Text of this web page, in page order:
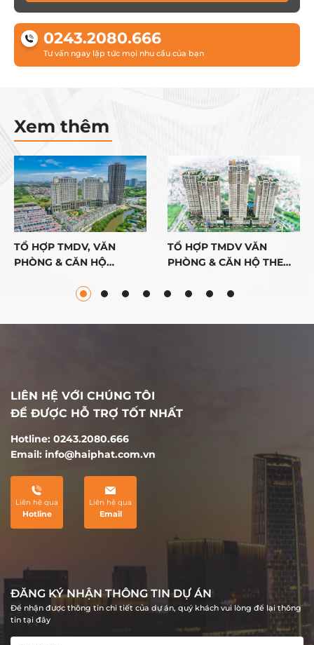
0243.2080.666
Tư vấn ngay lập tức mọi nhu cầu của bạn
Xem thêm
TỔ HỢP TMDV, VĂN
PHÒNG & CĂN HỘ
TỔ HỢP TMDV VĂN
PHÒNG & CĂN HỘ THE
LIÊN HỆ VỚI CHÚNG TÔI
ĐỂ ĐƯỢC HỖ TRỢ TỐT NHẤT
Hotline: 0243.2080.666
Email: info@haiphat.com.vn
Liên hệ qua
Hotline
Liên hệ qua
Email
ĐĂNG KÝ NHẬN THÔNG TIN DỰ ÁN
Để nhận được thông tin chi tiết của dự án, quý khách vui lòng để lại thông
tin tại đây